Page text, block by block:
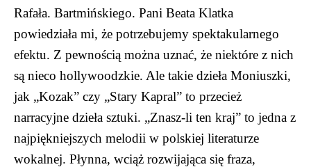
Rafała. Bartmińskiego. Pani Beata Klatka
powiedziała mi, że potrzebujemy spektakularnego
efektu. Z pewnością można uznać, że niektóre z nich
są nieco hollywoodzkie. Ale takie dzieła Moniuszki,
jak „Kozak” czy „Stary Kapral” to przecież
narracyjne dzieła sztuki. „Znasz-li ten kraj” to jedna z
najpiękniejszych melodii w polskiej literaturze
wokalnej. Płynna, wciąż rozwijająca się fraza,